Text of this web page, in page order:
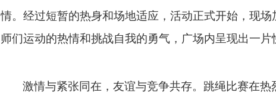
情。经过短暂的热身和场地适应，活动正式开始，现
师们运动的热情和挑战自我的勇气，广场内呈现出一片
激情与紧张同在，友谊与竞争共存。跳绳比赛在